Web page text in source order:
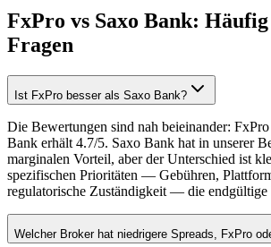
FxPro vs Saxo Bank:
Fragen
Ist FxPro besser als Saxo Bank?
Die Bewertungen sind nah beieinander:
Bank erhält 4.7/5. Saxo Bank hat in unserer
marginalen Vorteil, aber der Unterschied ist
spezifischen Prioritäten — Gebühren,
regulatorische Zuständigkeit — die endgültige
Welcher Broker hat niedrigere Spreads, FxPro